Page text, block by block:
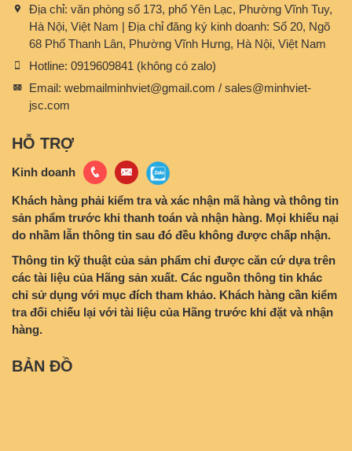
Địa chỉ: văn phòng số 173, phố Yên Lạc, Phường Vĩnh Tuy,
Hà Nội, Việt Nam | Địa chỉ đăng ký kinh doanh: Số 20, Ngõ
68 Phố Thanh Lân, Phường Vĩnh Hưng, Hà Nội, Việt Nam
Hotline: 0919609841 (không có zalo)
Email: webmailminhviet@gmail.com / sales@minhviet-
jsc.com
HỖ TRỢ
Kinh doanh
Khách hàng phải kiểm tra và xác nhận mã hàng và thông tin
sản phẩm trước khi thanh toán và nhận hàng. Mọi khiếu nại
do nhầm lẫn thông tin sau đó đều không được chấp nhận.
Thông tin kỹ thuật của sản phẩm chỉ được căn cứ dựa trên
các tài liệu của Hãng sản xuất. Các nguồn thông tin khác
chỉ sử dụng với mục đích tham khảo. Khách hàng cần kiểm
tra đối chiếu lại với tài liệu của Hãng trước khi đặt và nhận
hàng.
BẢN ĐỒ